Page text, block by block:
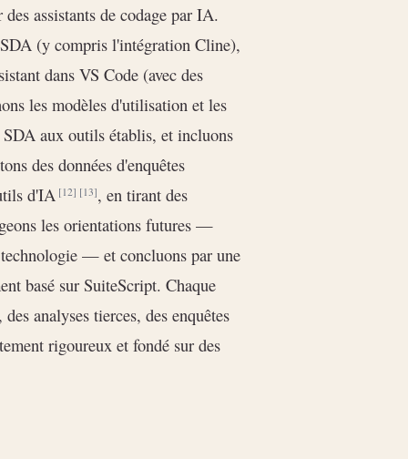
assistants de codage par IA.
(y compris l'intégration Cline),
dans VS Code (avec des
les modèles d'utilisation et les
SDA aux outils établis, et incluons
des données d'enquêtes
d'IA[12] [13], en tirant des
les orientations futures —
— et concluons par une
basé sur SuiteScript. Chaque
analyses tierces, des enquêtes
rigoureux et fondé sur des